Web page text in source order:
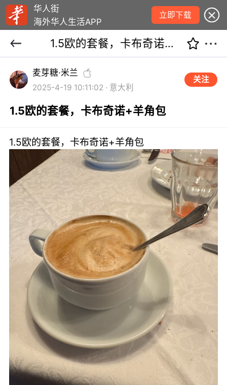
华人街
海外华人生活APP
立即下载
1.5欧的套餐，卡布奇诺+羊角包
麦芽糖·米兰
2025-4-19 10:11:02 · 意大利
关注
1.5欧的套餐，卡布奇诺+羊角包
1.5欧的套餐，卡布奇诺+羊角包